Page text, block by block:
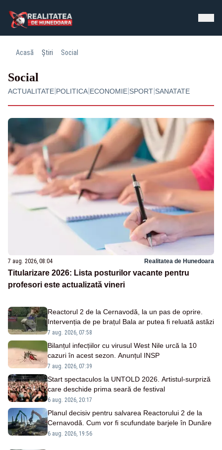
Acasă Știri Social
Social
ACTUALITATE|POLITICA|ECONOMIE|SPORT|SANATATE
7 aug. 2026, 08:04 Realitatea de Hunedoara
Titularizare 2026: Lista posturilor vacante pentru
profesori este actualizată vineri
Reactorul 2 de la Cernavodă, la un pas de oprire.
Intervenția de pe brațul Bala ar putea fi reluată astăzi
7 aug. 2026, 07:58
Bilanțul infecțiilor cu virusul West Nile urcă la 10
cazuri în acest sezon. Anunțul INSP
7 aug. 2026, 07:39
Start spectaculos la UNTOLD 2026. Artistul-surpriză
care deschide prima seară de festival
6 aug. 2026, 20:17
Planul decisiv pentru salvarea Reactorului 2 de la
Cernavodă. Cum vor fi scufundate barjele în Dunăre
6 aug. 2026, 19:56